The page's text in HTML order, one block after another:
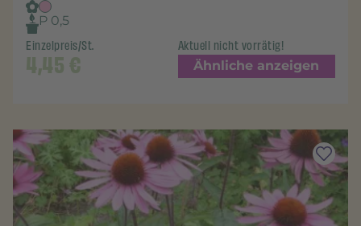
P 0,5
Einzelpreis/St.
4,45€
Aktuell nicht vorrätig!
Ähnliche anzeigen